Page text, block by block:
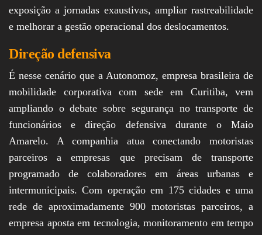
exposição a jornadas exaustivas, ampliar rastreabilidade
e melhorar a gestão operacional dos deslocamentos.
Direção defensiva
É nesse cenário que a Autonomoz, empresa brasileira de
mobilidade corporativa com sede em Curitiba, vem
ampliando o debate sobre segurança no transporte de
funcionários e direção defensiva durante o Maio
Amarelo. A companhia atua conectando motoristas
parceiros a empresas que precisam de transporte
programado de colaboradores em áreas urbanas e
intermunicipais. Com operação em 175 cidades e uma
rede de aproximadamente 900 motoristas parceiros, a
empresa aposta em tecnologia, monitoramento em tempo